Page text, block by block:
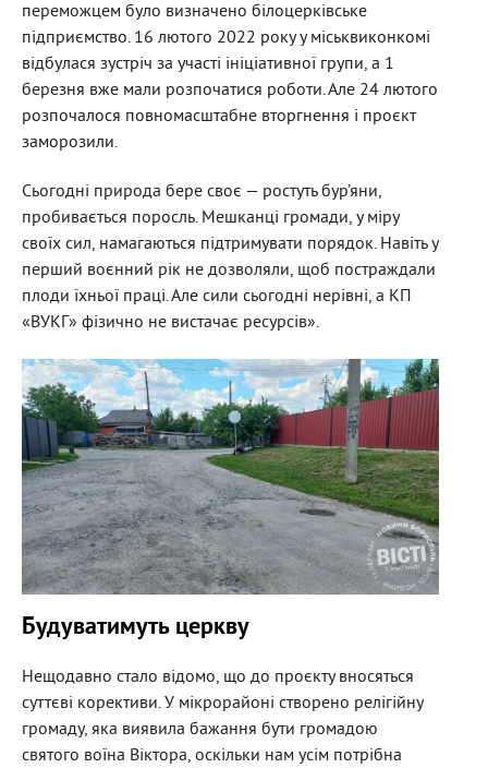
переможцем було визначено білоцерківське
підприємство. 16 лютого 2022 року у міськвиконкомі
відбулася зустріч за участі ініціативної групи, а 1
березня вже мали розпочатися роботи. Але 24 лютого
розпочалося повномасштабне вторгнення і проєкт
заморозили.
Сьогодні природа бере своє — ростуть бур’яни,
пробивається поросль. Мешканці громади, у міру
своїх сил, намагаються підтримувати порядок. Навіть у
перший воєнний рік не дозволяли, щоб постраждали
плоди їхньої праці. Але сили сьогодні нерівні, а КП
«ВУКГ» фізично не вистачає ресурсів».
Будуватимуть церкву
Нещодавно стало відомо, що до проєкту вносяться
суттєві корективи. У мікрорайоні створено релігійну
громаду, яка виявила бажання бути громадою
святого воїна Віктора, оскільки нам усім потрібна